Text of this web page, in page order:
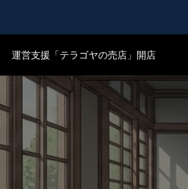
運営支援「テラゴヤの売店」開店
TERAGOYAのブランドガイドライン
テラゴヤ正式公開のお知らせ
テラゴヤβ版公開のお知らせ
運営支援「テラゴヤの売店」開店
TERAGOYAのブランドガイドライン